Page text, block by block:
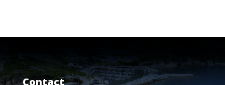
SOUTIEN
AU
CARGO
Contact